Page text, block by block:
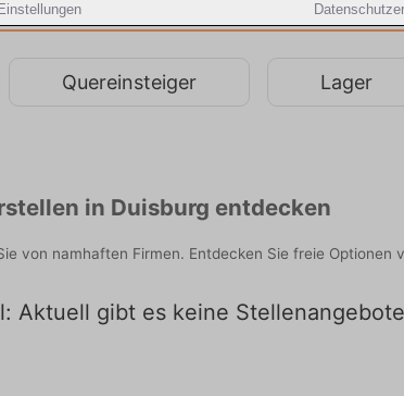
Einstellungen
Quereinsteiger Lager
in Duisburg entdecken
von namhaften Firmen. Entdecken Sie freie
Aktuell gibt es keine